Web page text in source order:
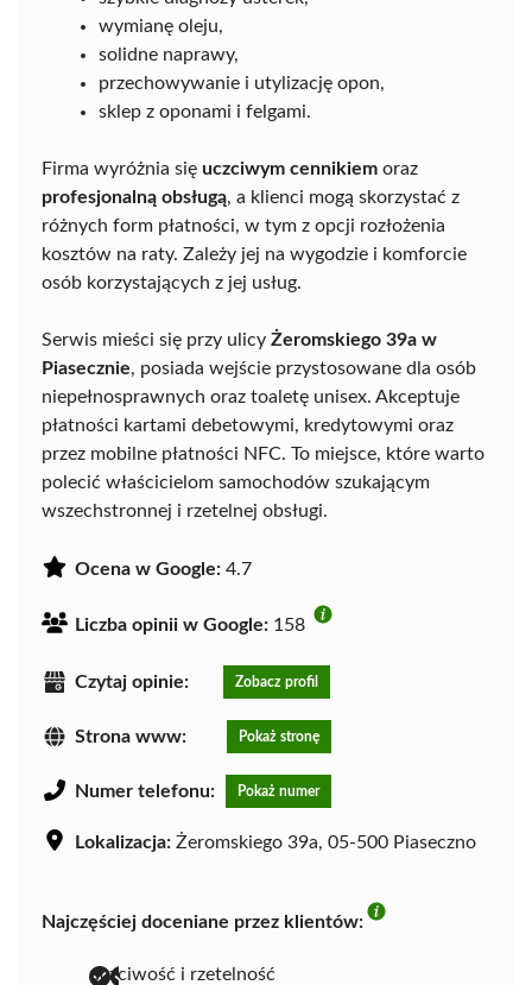
wymianę oleju,
solidne naprawy,
przechowywanie i utylizację opon,
sklep z oponami i felgami.
Firma wyróżnia się uczciwym cennikiem oraz
profesjonalną obsługą, a klienci mogą skorzystać z
różnych form płatności, w tym z opcji rozłożenia
kosztów na raty. Zależy jej na wygodzie i komforcie
osób korzystających z jej usług.
Serwis mieści się przy ulicy Żeromskiego 39a w
Piasecznie, posiada wejście przystosowane dla osób
niepełnosprawnych oraz toaletę unisex. Akceptuje
płatności kartami debetowymi, kredytowymi oraz
przez mobilne płatności NFC. To miejsce, które warto
polecić właścicielom samochodów szukającym
wszechstronnej i rzetelnej obsługi.
Ocena w Google: 4.7
Liczba opinii w Google: 158
Czytaj opinie: Zobacz profil
Strona www: Pokaż stronę
Numer telefonu: Pokaż numer
Lokalizacja: Żeromskiego 39a, 05-500 Piaseczno
Najczęściej doceniane przez klientów:
uczciwość i rzetelność